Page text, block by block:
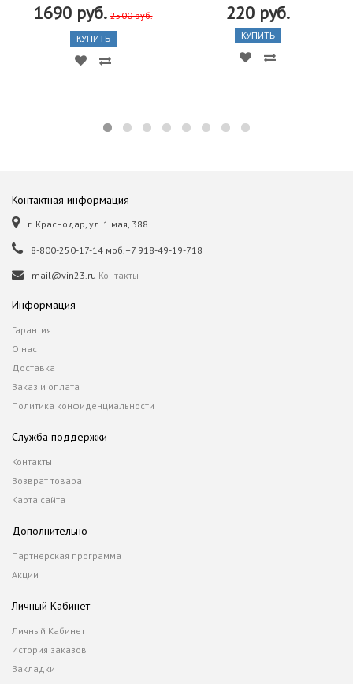
1690 руб. 2500 руб.
КУПИТЬ
220 руб.
КУПИТЬ
Контактная информация
г. Краснодар, ул. 1 мая, 388
8-800-250-17-14 моб.+7 918-49-19-718
mail@vin23.ru Контакты
Информация
Гарантия
О нас
Доставка
Заказ и оплата
Политика конфиденциальности
Служба поддержки
Контакты
Возврат товара
Карта сайта
Дополнительно
Партнерская программа
Акции
Личный Кабинет
Личный Кабинет
История заказов
Закладки